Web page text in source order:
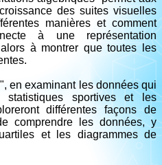
des suites visuelles
manières et comment
à une représentation
à montrer que toutes les
en examinant les données qui
sportives et les
différentes façons de
comprendre les données, y
et les diagrammes de